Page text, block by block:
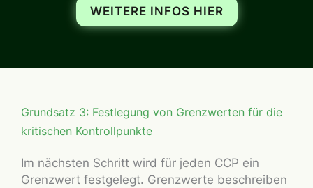
WEITERE INFOS HIER
Grundsatz 3: Festlegung von Grenzwerten für die
kritischen Kontrollpunkte
Im nächsten Schritt wird für jeden CCP ein
Grenzwert festgelegt. Grenzwerte beschreiben